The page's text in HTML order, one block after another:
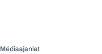
Médiaajanlat